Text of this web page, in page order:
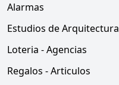
Alarmas
Estudios de Arquitectura
Loteria - Agencias
Regalos - Articulos